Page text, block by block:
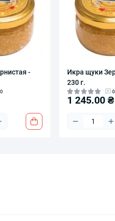
-
0
Икра щуки
230 г.
0
1 245.00 ₴